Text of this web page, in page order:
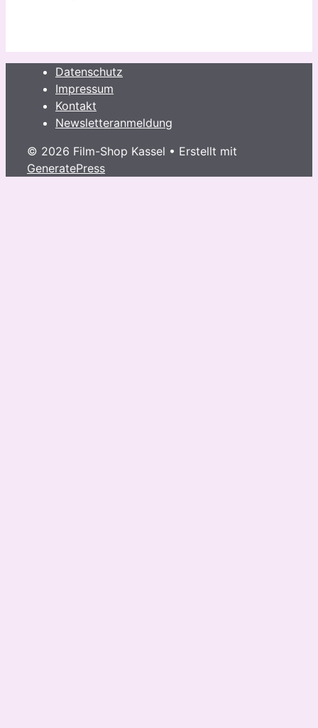
Datenschutz
Impressum
Kontakt
Newsletteranmeldung
© 2026 Film-Shop Kassel • Erstellt mit
GeneratePress